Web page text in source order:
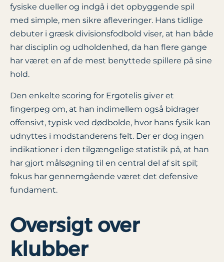
fysiske dueller og indgå i det opbyggende spil
med simple, men sikre afleveringer. Hans tidlige
debuter i græsk divisionsfodbold viser, at han både
har disciplin og udholdenhed, da han flere gange
har været en af de mest benyttede spillere på sine
hold.
Den enkelte scoring for Ergotelis giver et
fingerpeg om, at han indimellem også bidrager
offensivt, typisk ved dødbolde, hvor hans fysik kan
udnyttes i modstanderens felt. Der er dog ingen
indikationer i den tilgængelige statistik på, at han
har gjort målsøgning til en central del af sit spil;
fokus har gennemgående været det defensive
fundament.
Oversigt over
klubber